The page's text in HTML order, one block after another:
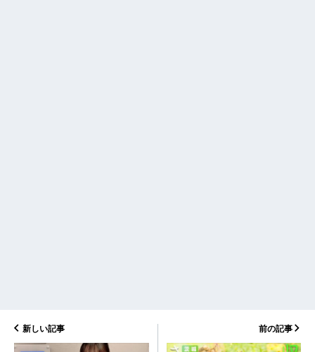
新しい記事 前の記事